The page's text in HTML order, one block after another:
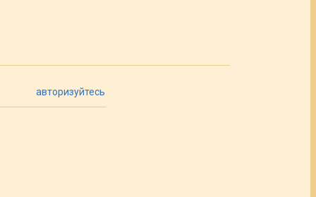
авторизуйтесь